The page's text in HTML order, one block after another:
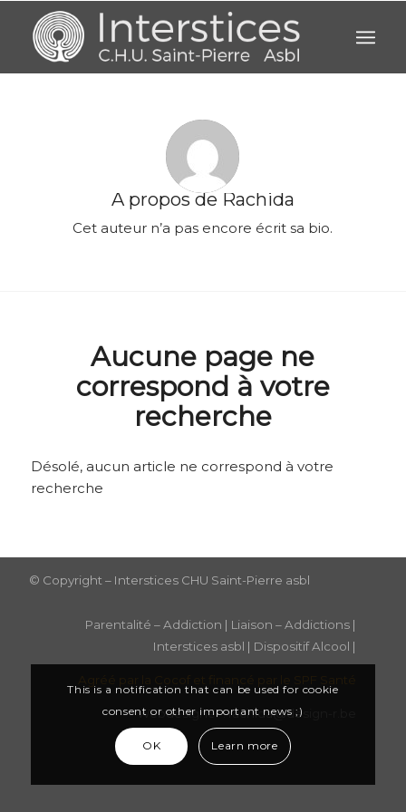
A propos de Rachida
Cet auteur n’a pas encore écrit sa bio.
Aucune page ne
correspond à votre
recherche
Désolé, aucun article ne correspond à votre
recherche
© Copyright – Interstices CHU Saint-Pierre asbl
Parentalité – Addiction | Liaison – Addictions |
Interstices asbl | Dispositif Alcool |
Webdesigner : rachida@design-r.be
This is a notification that can be used for cookie
consent or other important news ;)
OK Learn more